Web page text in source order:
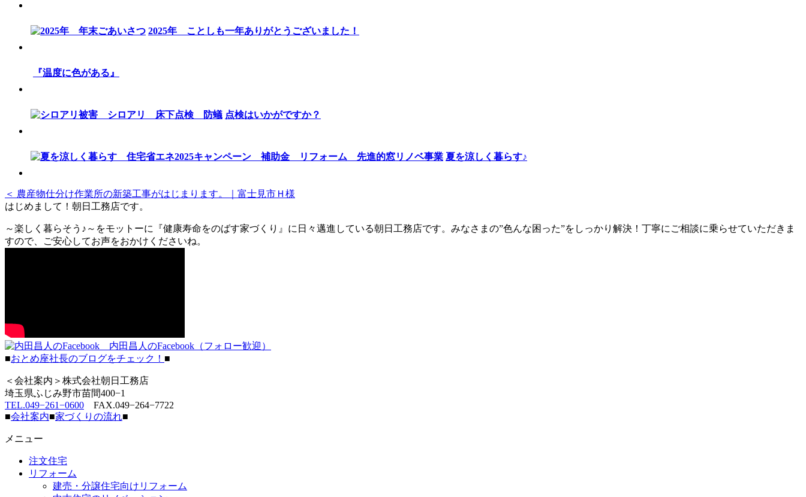
2025年 ことしも一年ありがとうございました！
『温度に色がある』
点検はいかがですか？
夏を涼しく暮らす♪
＜ 農産物仕分け作業所の新築工事がはじまります。｜富士見市Ｈ様
はじめまして！朝日工務店です。
～楽しく暮らそう♪～をモットーに『健康寿命をのばす家づくり』に日々邁進している朝日工務店です。みなさまの”色んな困った”をしっかり解決！丁寧にご相談に乗らせていただきま
すので、ご安心してお声をおかけくださいね。
内田昌人のFacebook（フォロー歓迎）
■おとめ座社長のブログをチェック！ ■
＜会社案内＞株式会社朝日工務店
埼玉県ふじみ野市苗間400−1
TEL.049−261−0600 FAX.049−264−7722
■会社案内■家づくりの流れ■
メニュー
注文住宅
リフォーム
建売・分譲住宅向けリフォーム